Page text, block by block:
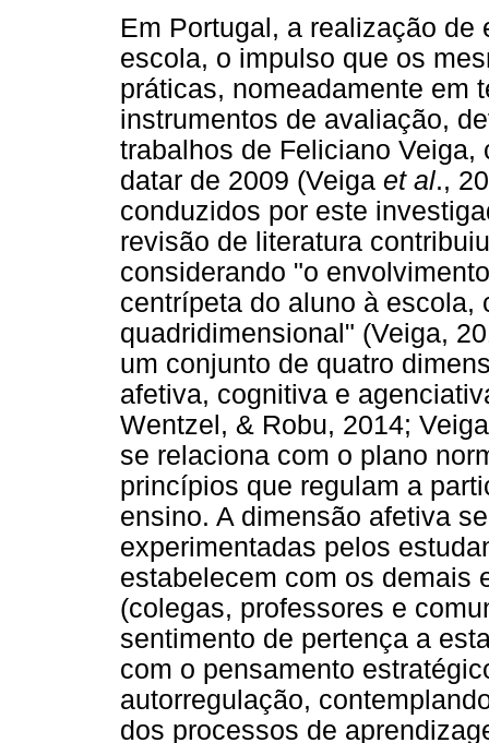
Em Portugal, a realização
escola, o impulso que os
práticas, nomeadamente em
instrumentos de avaliação,
trabalhos de Feliciano
datar de 2009 (Veiga et al.,
conduzidos por este
revisão de literatura
considerando "o
centrípeta do aluno à escola,
quadridimensional" (Veiga,
um conjunto de quatro
afetiva, cognitiva e
Wentzel, & Robu, 2014;
se relaciona com o plano
princípios que regulam a
ensino. A dimensão afetiva
experimentadas pelos
estabelecem com os demais
(colegas, professores e
sentimento de pertença a
com o pensamento
autorregulação,
dos processos de